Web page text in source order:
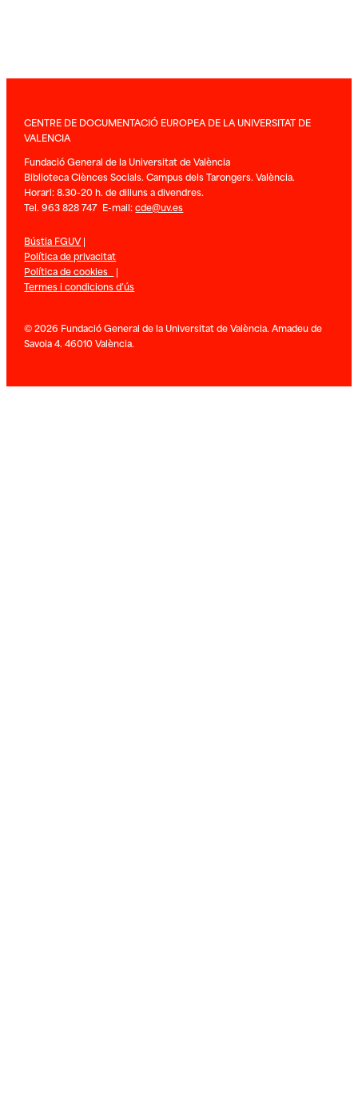
CENTRE DE DOCUMENTACIÓ EUROPEA DE LA UNIVERSITAT DE
VALENCIA
Fundació General de la Universitat de València
Biblioteca Ciènces Socials. Campus dels Tarongers. València.
Horari: 8.30-20 h. de dilluns a divendres.
Tel. 963 828 747 E-mail:cde@uv.es
Bústia FGUV|
Política de privacitat
Política de cookies |
Termes i condicions d’ús
© 2026 Fundació General de la Universitat de València. Amadeu de
Savoia 4. 46010 València.